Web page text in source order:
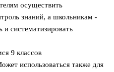
осуществить
знаний, а школьникам -
систематизировать
9 классов
использоваться также для